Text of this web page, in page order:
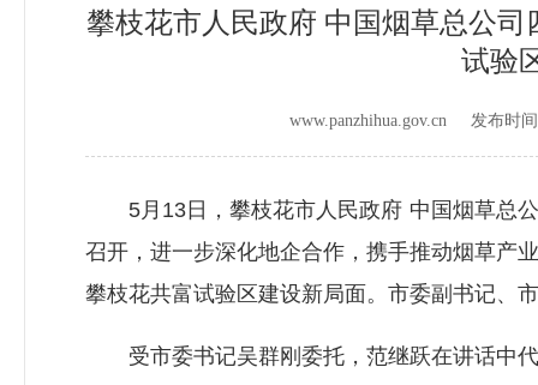
攀枝花市人民政府 中国烟草总公
试验
www.panzhihua.gov.cn 发布时
5月13日，攀枝花市人民政府 中国烟草总公
召开，进一步深化地企合作，携手推动烟草产
攀枝花共富试验区建设新局面。市委副书记、
受市委书记吴群刚委托，范继跃在讲话中代